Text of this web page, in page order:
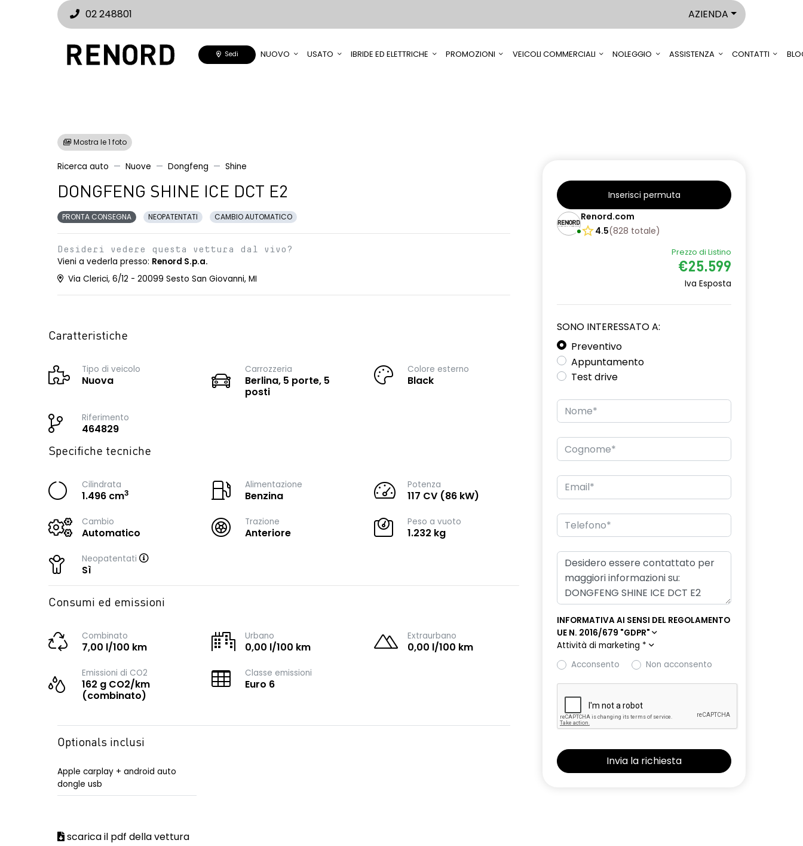
02 248801 AZIENDA
Sedi NUOVO USATO IBRIDE ED ELETTRICHE PROMOZIONI VEICOLI COMMERCIALI NOLEGGIO ASSISTENZA CONTATTI
Mostra le 1 foto
Ricerca auto Nuove Dongfeng Shine
DONGFENG SHINE ICE DCT E2
PRONTA CONSEGNA NEOPATENTATI CAMBIO AUTOMATICO
Desideri vedere questa vettura dal vivo?
Vieni a vederla presso: Renord S.p.a.
Via Clerici, 6/12 - 20099 Sesto San Giovanni, MI
Caratteristiche
Tipo di veicolo
Nuova
Carrozzeria
Berlina, 5 porte, 5
posti
Colore esterno
Black
Riferimento
464829
Specifiche tecniche
Cilindrata
1.496 cm3
Alimentazione
Benzina
Potenza
117 CV (86 kW)
Cambio
Automatico
Trazione
Anteriore
Peso a vuoto
1.232 kg
Neopatentati
Sì
Consumi ed emissioni
Combinato
7,00 l/100 km
Urbano
0,00 l/100 km
Extraurbano
0,00 l/100 km
Emissioni di CO2
162 g CO2/km
(combinato)
Classe emissioni
Euro 6
Optionals inclusi
Apple carplay + android auto
dongle usb
scarica il pdf della vettura
Inserisci permuta
Renord.com
4.5(828 totale)
Prezzo di Listino
€25.599
Iva Esposta
SONO INTERESSATO A:
Preventivo
Appuntamento
Test drive
INFORMATIVA AI SENSI DEL REGOLAMENTO
UE N. 2016/679 "GDPR"
Attività di marketing *
Acconsento
Non acconsento